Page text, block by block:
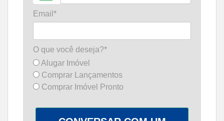
Email*
O que você deseja?*
Alugar Imóvel
Comprar Lançamentos
Comprar Imóvel Pronto